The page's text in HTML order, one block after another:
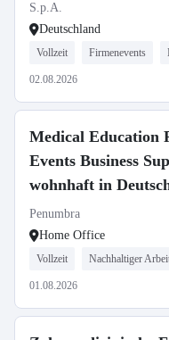
S.p.A.
Deutschland
Vollzeit Firmenevents
02.08.2026
Medical Education
Events Business
wohnhaft in
Penumbra
Home Office
Vollzeit Nachhaltiger
01.08.2026